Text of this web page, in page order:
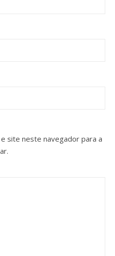
site neste navegador para a